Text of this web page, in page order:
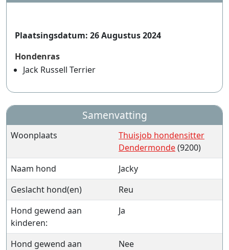
Plaatsingsdatum: 26 Augustus 2024
Hondenras
Jack Russell Terrier
Samenvatting
Woonplaats
Thuisjob hondensitter
Dendermonde(9200)
Naam hond
Jacky
Geslacht hond(en)
Reu
Hond gewend aan
kinderen:
Ja
Hond gewend aan
Nee